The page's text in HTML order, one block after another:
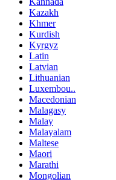
Kazakh
Khmer
Kurdish
Kyrgyz
Latin
Latvian
Lithuanian
Luxembou..
Macedonian
Malagasy
Malay
Malayalam
Maltese
Maori
Marathi
Mongolian